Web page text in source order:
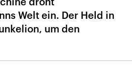
Welt ein. Der Held in
um den